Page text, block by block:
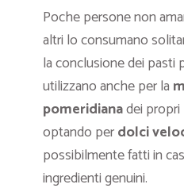
Poche persone non
altri lo consumano
la conclusione dei pasti
utilizzano anche per la
pomeridianadei propri
optando perdolci
possibilmente fatti in
ingredienti genuini.